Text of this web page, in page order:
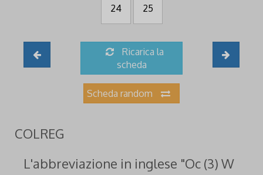
24 25
Ricarica la
scheda
Scheda random
COLREG
L'abbreviazione in inglese "Oc (3) W